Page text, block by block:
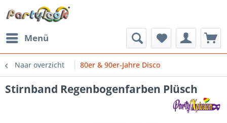
Menü
Naar overzicht 80er & 90er-Jahre Disco
Stirnband Regenbogenfarben Plüsch